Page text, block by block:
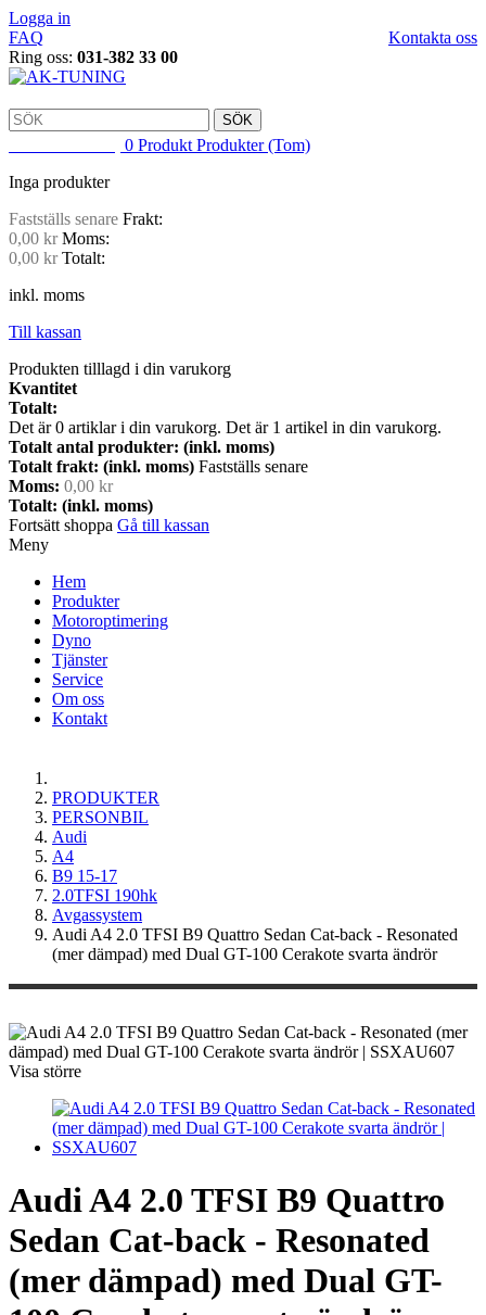
Logga in
Kontakta oss
FAQ
Ring oss: 031-382 33 00
SÖK
0 Produkt Produkter (Tom)
Inga produkter
Fastställs senare Frakt:
0,00 kr Moms:
0,00 kr Totalt:
inkl. moms
Till kassan
Produkten tilllagd i din varukorg
Kvantitet
Totalt:
Det är0 artiklar i din varukorg. Det är 1 artikel in din varukorg.
Totalt antal produkter: (inkl. moms)
Totalt frakt: (inkl. moms) Fastställs senare
Moms: 0,00 kr
Totalt: (inkl. moms)
Fortsätt shoppa Gå till kassan
Meny
Hem
Produkter
Motoroptimering
Dyno
Tjänster
Service
Om oss
Kontakt
PRODUKTER
PERSONBIL
Audi
A4
B9 15-17
2.0TFSI 190hk
Avgassystem
Audi A4 2.0 TFSI B9 Quattro Sedan Cat-back - Resonated
(mer dämpad) med Dual GT-100 Cerakote svarta ändrör
Visa större
Audi A4 2.0 TFSI B9 Quattro
Sedan Cat-back - Resonated
(mer dämpad) med Dual GT-